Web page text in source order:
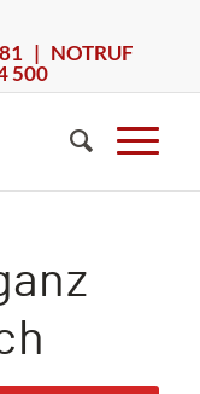
| NOTRUF
500